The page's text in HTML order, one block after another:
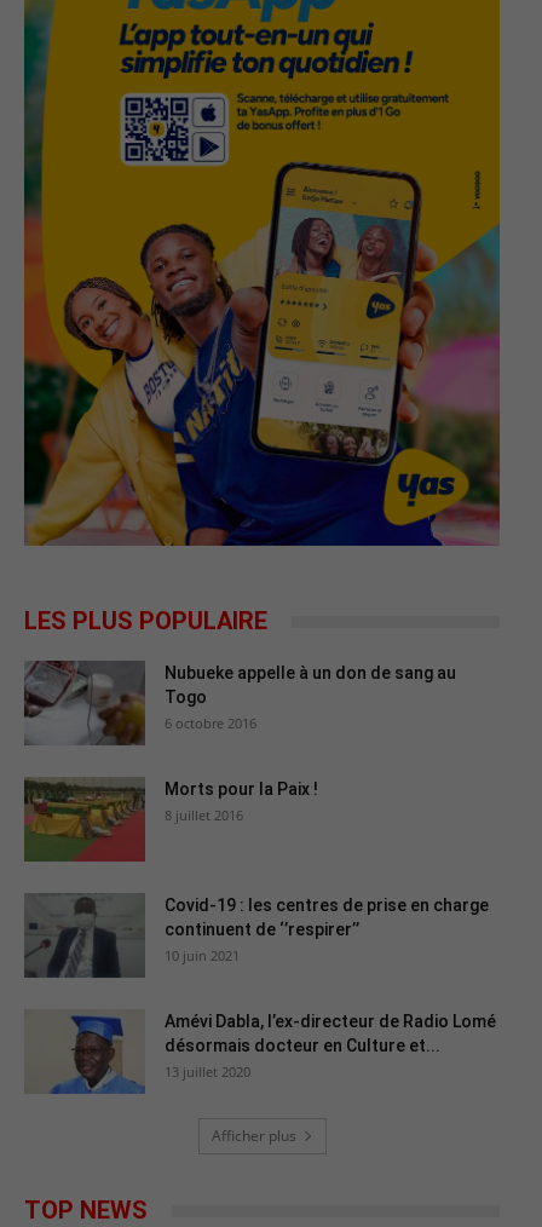
LES PLUS POPULAIRE
Nubueke appelle à un don de sang au
Togo
6 octobre 2016
Morts pour la Paix !
8 juillet 2016
Covid-19 : les centres de prise en charge
continuent de ‘’respirer’’
10 juin 2021
Amévi Dabla, l’ex-directeur de Radio Lomé
désormais docteur en Culture et...
13 juillet 2020
Afficher plus
TOP NEWS